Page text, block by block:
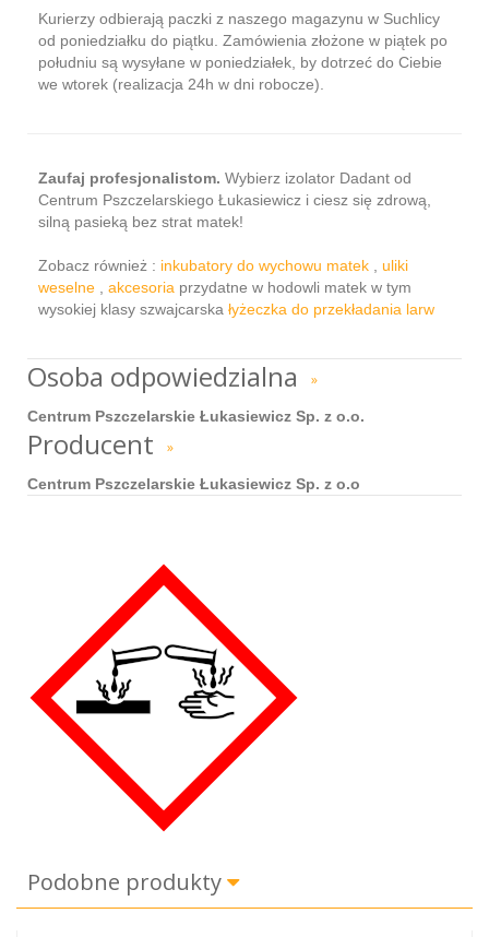
Kurierzy odbierają paczki z naszego magazynu w Suchlicy
od poniedziałku do piątku. Zamówienia złożone w piątek po
południu są wysyłane w poniedziałek, by dotrzeć do Ciebie
we wtorek (realizacja 24h w dni robocze).
Zaufaj profesjonalistom. Wybierz izolator Dadant od
Centrum Pszczelarskiego Łukasiewicz i ciesz się zdrową,
silną pasieką bez strat matek!
Zobacz również : inkubatory do wychowu matek
uliki
weselne
akcesoria przydatne w hodowli matek w tym
wysokiej klasy szwajcarska łyżeczka do przekładania larw
Osoba odpowiedzialna »
Centrum Pszczelarskie Łukasiewicz Sp. z o.o.
Producent »
Centrum Pszczelarskie Łukasiewicz Sp. z o.o
Podobne produkty